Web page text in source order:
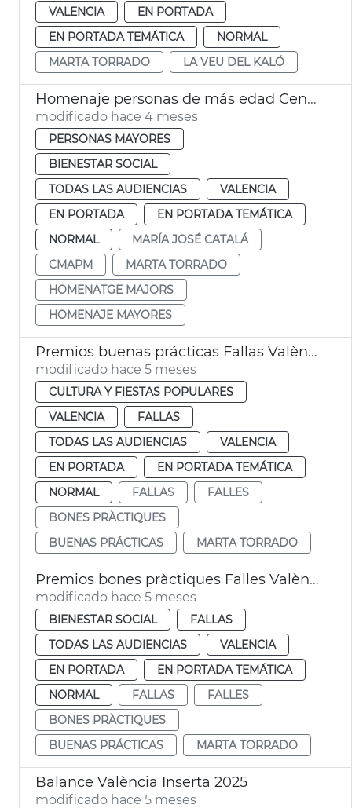
VALENCIA
EN PORTADA
EN PORTADA TEMÁTICA
NORMAL
MARTA TORRADO
LA VEU DEL KALÓ
Homenaje personas de más edad Centros Mayores
modificado hace 4 meses
PERSONAS MAYORES
BIENESTAR SOCIAL
TODAS LAS AUDIENCIAS
VALENCIA
EN PORTADA
EN PORTADA TEMÁTICA
NORMAL
MARÍA JOSÉ CATALÁ
CMAPM
MARTA TORRADO
HOMENATGE MAJORS
HOMENAJE MAYORES
Premios buenas prácticas Fallas València
modificado hace 5 meses
CULTURA Y FIESTAS POPULARES
VALENCIA
FALLAS
TODAS LAS AUDIENCIAS
VALENCIA
EN PORTADA
EN PORTADA TEMÁTICA
NORMAL
FALLAS
FALLES
BONES PRÀCTIQUES
BUENAS PRÁCTICAS
MARTA TORRADO
Premios bones pràctiques Falles València
modificado hace 5 meses
BIENESTAR SOCIAL
FALLAS
TODAS LAS AUDIENCIAS
VALENCIA
EN PORTADA
EN PORTADA TEMÁTICA
NORMAL
FALLAS
FALLES
BONES PRÀCTIQUES
BUENAS PRÁCTICAS
MARTA TORRADO
Balance València Inserta 2025
modificado hace 5 meses